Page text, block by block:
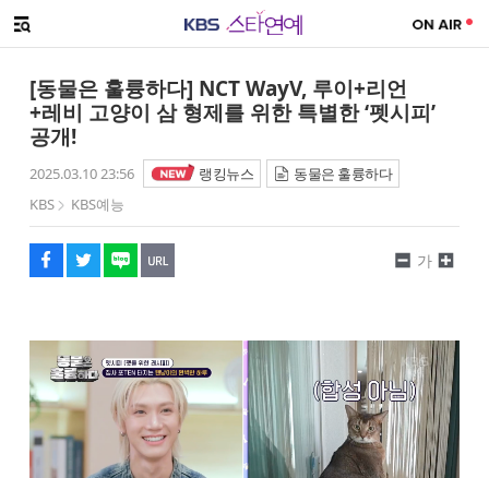
메뉴 열기
[동물은 훌륭하다] NCT WayV, 루이+리언
+레비 고양이 삼 형제를 위한 특별한 ‘펫시피’
공개!
2025.03.10 23:56 랭킹뉴스
동물은 훌륭하다
KBS
KBS예능
페이스북
트위터
네이버
URL복사
글씨 작게보기
가
글씨 크게보기